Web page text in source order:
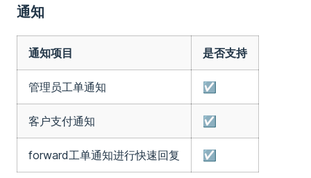
通知
通知项目 是否支持
管理员工单通知 ☑️
客户支付通知 ☑️
forward工单通知进行快速回复 ☑️